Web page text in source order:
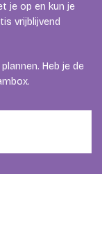
je op en kun je
vrijblijvend
Heb je de